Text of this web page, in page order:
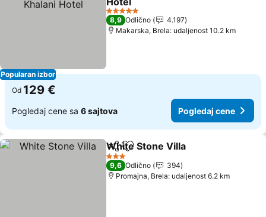
Popularan izbor
Pogledaj cene
5 Zvezdice
8,9 Odlično
4.197
Makarska, Brela: udaljenost 10.2 km
Od 129 €
Pogledaj cene sa 6 sajtova Pogledaj cene
Deli Dodati u favorite
White Stone Villa
3 Zvezdice
9,6 Odlično
394
Promajna, Brela: udaljenost 6.2 km